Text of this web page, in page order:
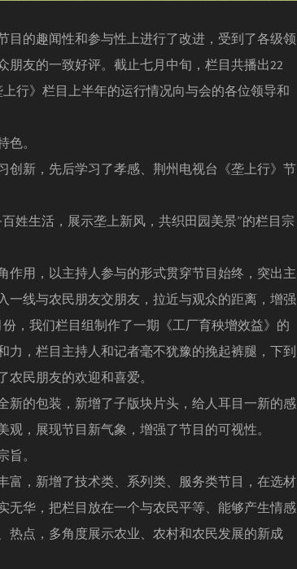
的趣闻性和参与性上进行了改进，受到了各级领
朋友的一致好评。截止七月中旬，栏目共播出22
行》栏目上半年的运行情况向与会的各位领导和
。
新，先后学习了孝感、荆州电视台《垄上行》节
生活，展示垄上新风，共织田园美景”的栏目宗
用，以主持人参与的形式贯穿节目始终，突出主
一线与农民朋友交朋友，拉近与观众的距离，增强
，我们栏目组制作了一期《工厂育秧增效益》的
力，栏目主持人和记者毫不犹豫的挽起裤腿，下到
民朋友的欢迎和喜爱。
的包装，新增了子版块片头，给人耳目一新的感
，展现节目新气象，增强了节目的可视性。
。
，新增了技术类、系列类、服务类节目，在选材
无华，把栏目放在一个与农民平等、能够产生情感
热点，多角度展示农业、农村和农民发展的新成